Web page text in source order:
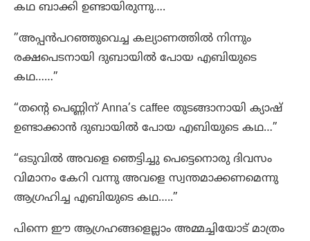
കഥ ബാക്കി ഉണ്ടായിരുന്നു….
”അപ്പൻപറഞ്ഞുവെച്ച കല്യാണത്തിൽ നിന്നും
രക്ഷപെടനായി ദുബായിൽ പോയ എബിയുടെ
കഥ……”
“തന്റെ പെണ്ണിന് Anna’s caffee തുടങ്ങാനായി ക്യാഷ്
ഉണ്ടാക്കാൻ ദുബായിൽ പോയ എബിയുടെ കഥ…”
“ഒടുവിൽ അവളെ ഞെട്ടിച്ചു പെട്ടെനൊരു ദിവസം
വിമാനം കേറി വന്നു അവളെ സ്വന്തമാക്കണമെന്നു
ആഗ്രഹിച്ച എബിയുടെ കഥ…..”
പിന്നെ ഈ ആഗ്രഹങ്ങളെല്ലാം അമ്മച്ചിയോട് മാത്രം